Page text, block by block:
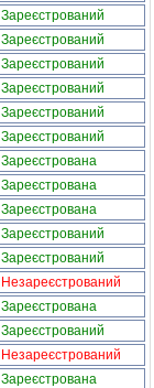
Зареєстрований
Зареєстрований
Зареєстрований
Зареєстрований
Зареєстрований
Зареєстрований
Зареєстрована
Зареєстрована
Зареєстрована
Зареєстрований
Зареєстрований
Незареєстрований
Зареєстрована
Зареєстрований
Незареєстрований
Зареєстрована